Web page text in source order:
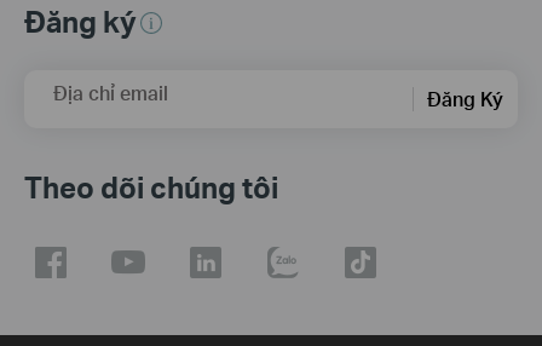
Đăng ký
Địa chỉ email Đăng Ký
Theo dõi chúng tôi